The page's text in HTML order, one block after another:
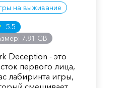
на выживание
5.5
7.81 GB
Deception - это
первого лица,
лабиринта игры,